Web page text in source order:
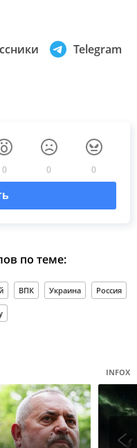
Telegram
0 0 0
по теме:
ВПК Украина Россия
INFOX